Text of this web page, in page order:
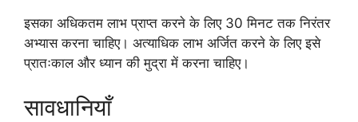
इसका अधिकतम लाभ प्राप्त करने के लिए 30 मिनट तक निरंतर
अभ्यास करना चाहिए। अत्याधिक लाभ अर्जित करने के लिए इसे
प्रातःकाल और ध्यान की मुद्रा में करना चाहिए।
सावधानियाँ